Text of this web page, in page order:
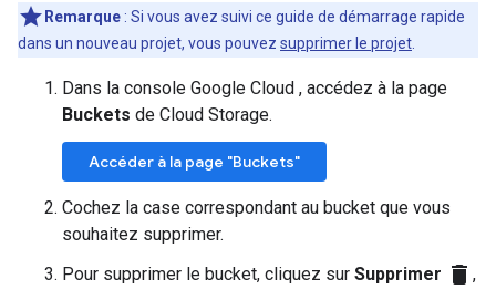
Remarque : Si vous avez suivi ce guide de démarrage rapide
dans un nouveau projet, vous pouvez supprimer le projet
Dans la console Google Cloud , accédez à la page
Buckets de Cloud Storage.
Accéder à la page "Buckets"
Cochez la case correspondant au bucket que vous
souhaitez supprimer.
Pour supprimer le bucket, cliquez sur Supprimer delete ,